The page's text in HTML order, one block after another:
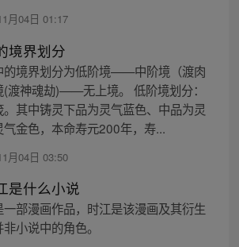
月04日 01:17
境界划分
的境界划分为低阶境——中阶境（渡肉
神魂劫)——无上境。 低阶境划分：
其中铸灵下品为灵气蓝色、中品为灵
金色，本命寿元200年，寿...
月04日 03:50
是什么小说
一部漫画作品，时江是该漫画及其衍生
小说中的角色。